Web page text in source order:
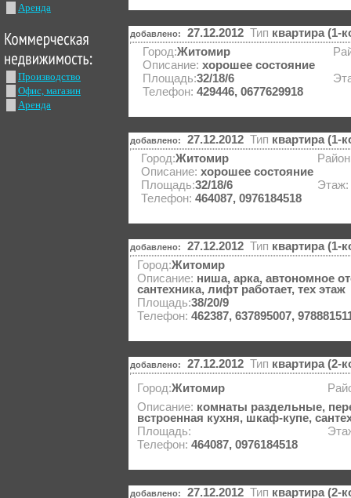
Аренда
Производство
Офис, магазин
Аренда
добавлено: 27.12.2012 Тип квартира (1-
Город:Житомир
Описание: хорошее состояние
Площадь:32/18/6
Телефон: 429446, 0677629918
добавлено: 27.12.2012 Тип квартира (1-
Город:Житомир
Описание: хорошее состояние
Площадь:32/18/6
Этаж:
Телефон: 464087, 0976184518
добавлено: 27.12.2012 Тип квартира (1-
Город:Житомир
Описание: ниша, арка, автономное
сантехника, лифт работает, тех этаж
Площадь:38/20/9
Телефон: 462387, 637895007,
добавлено: 27.12.2012 Тип квартира (2-
Город:Житомир
Описание: комнаты раздельные,
встроенная кухня, шкаф-купе,
Площадь:
Телефон: 464087, 0976184518
добавлено: 27.12.2012 Тип квартира (2-